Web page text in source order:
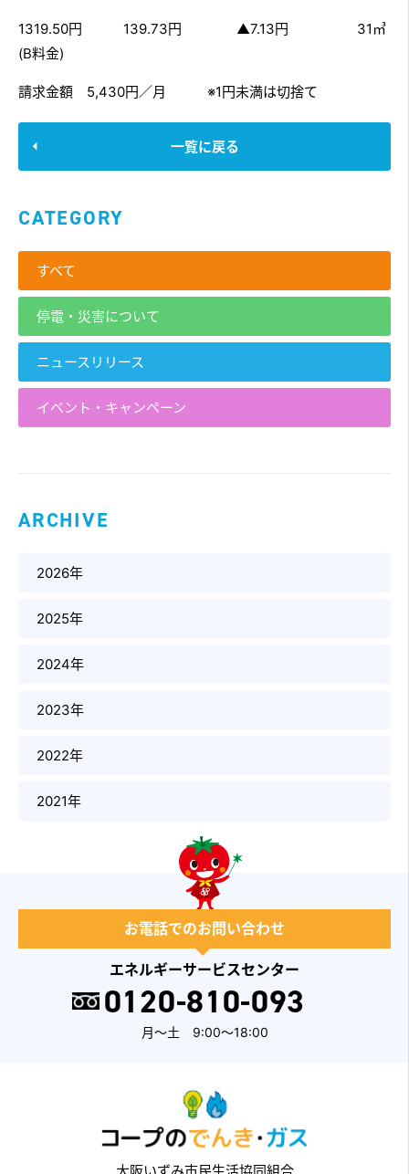
1319.50円 139.73円 ▲7.13円 31㎥
(B料金)
請求金額 5,430円／月 ※1円未満は切捨て
一覧に戻る
CATEGORY
すべて
停電・災害について
ニュースリリース
イベント・キャンペーン
ARCHIVE
2026年
2025年
2024年
2023年
2022年
2021年
お電話でのお問い合わせ
エネルギーサービスセンター
0120-810-093
月～土 9:00～18:00